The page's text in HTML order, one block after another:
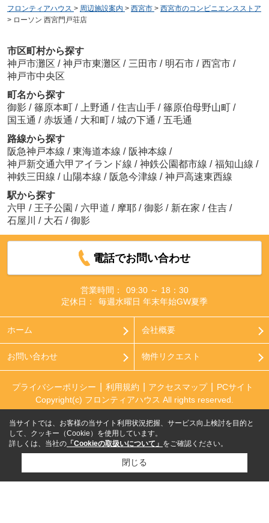
フロンティアハウス > 周辺施設案内 > 西宮市 > 西宮市のコンビニエンスストア
> ローソン 西宮門戸荘店
市区町村から探す
神戸市灘区 / 神戸市東灘区 / 三田市 / 明石市 / 西宮市 /
神戸市中央区
町名から探す
御影 / 篠原本町 / 上野通 / 住吉山手 / 篠原伯母野山町 /
国玉通 / 赤坂通 / 大和町 / 城の下通 / 五毛通
路線から探す
阪急神戸本線 / 東海道本線 / 阪神本線 /
神戸新交通六甲アイランド線 / 神鉄公園都市線 / 福知山線 /
神鉄三田線 / 山陽本線 / 阪急今津線 / 神戸高速東西線
駅から探す
六甲 / 王子公園 / 六甲道 / 摩耶 / 御影 / 新在家 / 住吉 /
石屋川
/ 大石 / 御影
電話でお問い合わせ
営業時間：
09:30 ～ 18：30
定休日：
毎週水曜日 年末年始GW夏季
ホーム 会社概要
お問い合わせ 物件リクエスト
プライバシーポリシー 利用規約 アクセスマップ
PCサイト
Copyright(c) フロンティアハウス All rights reserved.
当サイトでは、お客様の当サイト利用状況把握、サービス向上検討を目的と
して、クッキー（Cookie）を使用しています。
詳しくは、当社の 「Cookieの取扱いについて」 をご確認ください。
閉じる